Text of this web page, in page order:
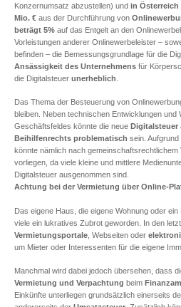
Konzernumsatz abzustellen) und in Österreich
Mio. € aus der Durchführung von
beträgt 5% auf das Entgelt an den
Vorleistungen anderer Onlinewerbeleister –
befinden – die Bemessungsgrundlage für die
Ansässigkeit des Unternehmens für
die Digitalsteuer unerheblich
Das Thema der Besteuerung von
bleiben. Neben technischen Entwicklungen
Geschäftsfeldes könnte die neue Digitalsteuer
Beihilfenrechts problematisch sein.
könnte nämlich nach gemeinschaftsrechtlichem
vorliegen, da viele kleine und mittlere
Digitalsteuer ausgenommen sind.
Achtung bei der Vermietung über Online-
Das eigene Haus, die eigene Wohnung oder
viele ein lukratives Zubrot geworden. In den
Vermietungsportale , Webseiten oder
um Mieter oder Interessenten für die eigene
Manchmal wird dabei jedoch übersehen, dass
Vermietung und Verpachtung beim
Einkünfte unterliegen grundsätzlich einerseits